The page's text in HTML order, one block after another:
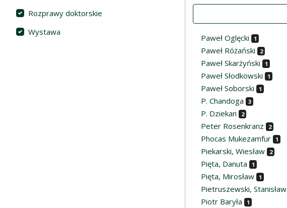
Rozprawy doktorskie
Wystawa
Paweł Oglęcki 1
Paweł Różański 2
Paweł Skarżyński 1
Paweł Słodkowski 1
Paweł Soborski 1
P. Chandoga 3
P. Dziekan 2
Peter Rosenkranz 2
Phocas Mukezamfur 1
Piekarski, Wiesław 2
Pięta, Danuta 1
Pięta, Mirosław 1
Pietruszewski, Stanisław
Piotr Baryła 1